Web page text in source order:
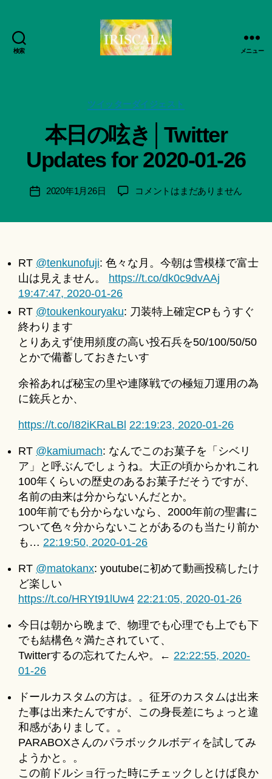
検索
日
活
動
記
録・
品
IRISCALA
メニュー
カ
ゴ
リ
ー
ツイッターダイジェスト
本日の呟き│Twitter
Updates for 2020-01-26
投
:
智
月
a
ts
u
＊
投
2020年1月26日
本
│Twitter
Updates
for
01-
へ
コメントはまだありません
RT @tenkunofuji: 色々な月。今朝は雪模様で富士
山は見えません。 https://t.co/dk0c9dvAAj
19:47:47, 2020-01-26
RT @toukenkouryaku: 刀装特上確定CPもうすぐ
終わります
とりあえず使用頻度の高い投石兵を50/100/50/50
とかで備蓄しておきたいす
余裕あれば秘宝の里や連隊戦での極短刀運用の為
に銃兵とか、
https://t.co/I82iKRaLBl 22:19:23, 2020-01-26
RT @kamiumach: なんでこのお菓子を「シベリ
ア」と呼ぶんでしょうね。大正の頃からかれこれ
100年くらいの歴史のあるお菓子だそうですが、
名前の由来は分からないんだとか。
100年前でも分からないなら、2000年前の聖書に
ついて色々分からないことがあるのも当たり前か
も… 22:19:50, 2020-01-26
RT @matokanx: youtubeに初めて動画投稿したけ
ど楽しい
https://t.co/HRYt91lUw4 22:21:05, 2020-01-26
今日は朝から晩まで、物理でも心理でも上でも下
でも結構色々満たされていて、
Twitterするの忘れてたんや。← 22:22:55, 2020-
01-26
ドールカスタムの方は。。征牙のカスタムは出来
た事は出来たんですが、この身長差にちょっと違
和感がありまして。。
PARABOXさんのパラボックルボディを試してみ
ようかと。。
この前ドルショ行った時にチェックしとけば良か